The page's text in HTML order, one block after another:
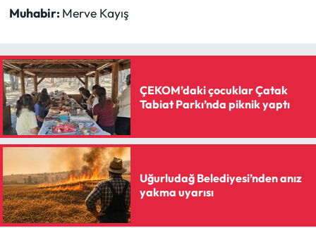
Muhabir: Merve Kayış
ÇEKOM’daki çocuklar Çatak
Tabiat Parkı’nda piknik yaptı
Uğurludağ Belediyesi’nden anız
yakma uyarısı